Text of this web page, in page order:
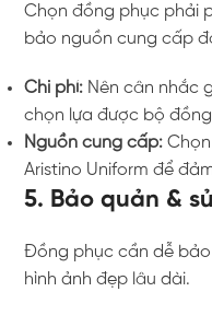
Chọn đồng phục phải
bảo nguồn cung cấp
Chi phí: Nên cân nhắc
chọn lựa được bộ
Nguồn cung cấp:
Aristino Uniform để
5. Bảo quản &
Đồng phục cần dễ
hình ảnh đẹp lâu dài.